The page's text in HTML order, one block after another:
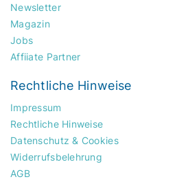
Newsletter
Magazin
Jobs
Affiiate Partner
Rechtliche Hinweise
Impressum
Rechtliche Hinweise
Datenschutz & Cookies
Widerrufsbelehrung
AGB